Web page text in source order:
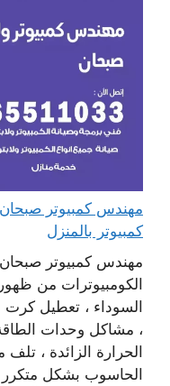
كمبيوتر بالمنزل
مهندس كمبيوتر
الكومبيوترات من
السوداء ، تعطيل
، مشاكل وحدات
الحرارة الزائدة ، تلف
الحاسوب بشكل متكرر ،